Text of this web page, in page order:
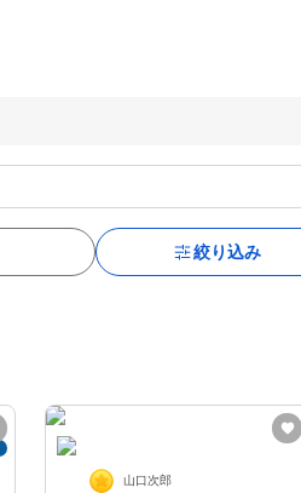
絞り込み
山口次郎